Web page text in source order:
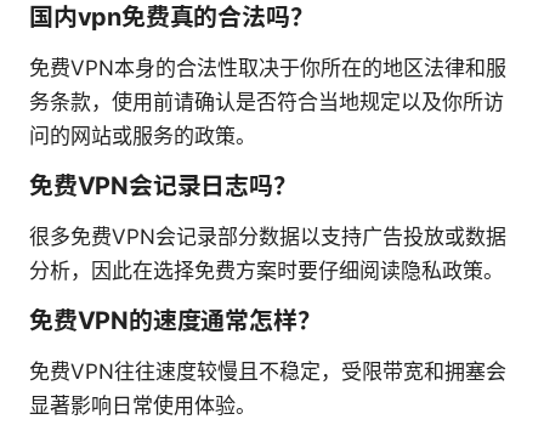
国内vpn免费真的合法吗？
免费VPN本身的合法性取决于你所在的地区法律和服
务条款，使用前请确认是否符合当地规定以及你所访
问的网站或服务的政策。
免费VPN会记录日志吗？
很多免费VPN会记录部分数据以支持广告投放或数据
分析，因此在选择免费方案时要仔细阅读隐私政策。
免费VPN的速度通常怎样？
免费VPN往往速度较慢且不稳定，受限带宽和拥塞会
显著影响日常使用体验。